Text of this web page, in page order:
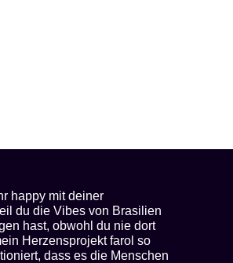
happy mit deiner
du die Vibes von Brasilien
hast, obwohl du nie dort
Herzensprojekt farol so
dass es die Menschen